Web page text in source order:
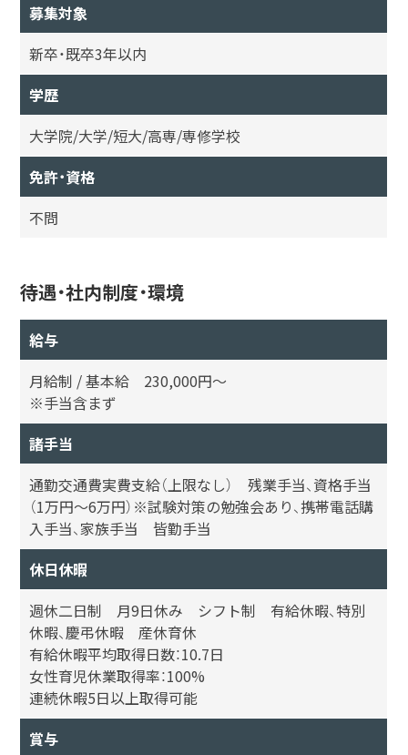
募集対象
新卒・既卒3年以内
学歴
大学院/大学/短大/高専/専修学校
免許・資格
不問
待遇・社内制度・環境
給与
月給制 / 基本給 230,000円〜
※手当含まず
諸手当
通勤交通費実費支給（上限なし） 残業手当、資格手当
（1万円～6万円）※試験対策の勉強会あり、携帯電話購
入手当、家族手当 皆勤手当
休日休暇
週休二日制 月9日休み シフト制 有給休暇、特別
休暇、慶弔休暇 産休育休
有給休暇平均取得日数：10.7日
女性育児休業取得率：100%
連続休暇5日以上取得可能
賞与